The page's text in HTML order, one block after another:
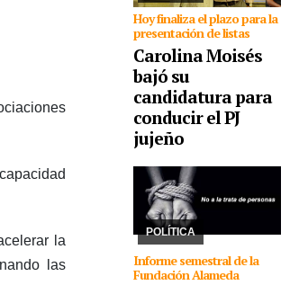
la
las
Hoy finaliza el plazo para la
presentación de listas
Carolina Moisés
bajó su
candidatura para
conducir el PJ
jujeño
POLÍTICA
Informe semestral de la
Fundación Alameda
30/07/2026 La ONU
impulsa desde 2014 el
30 de julio día para
proteger los derechos
de las víctimas. La
Fundación Alameda
combate el delito y ...